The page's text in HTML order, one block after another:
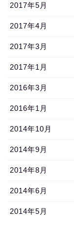
2017年5月
2017年4月
2017年3月
2017年1月
2016年3月
2016年1月
2014年10月
2014年9月
2014年8月
2014年6月
2014年5月